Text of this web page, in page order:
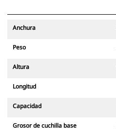
Anchura
Peso
Altura
Longitud
Capacidad
Grosor de cuchilla base